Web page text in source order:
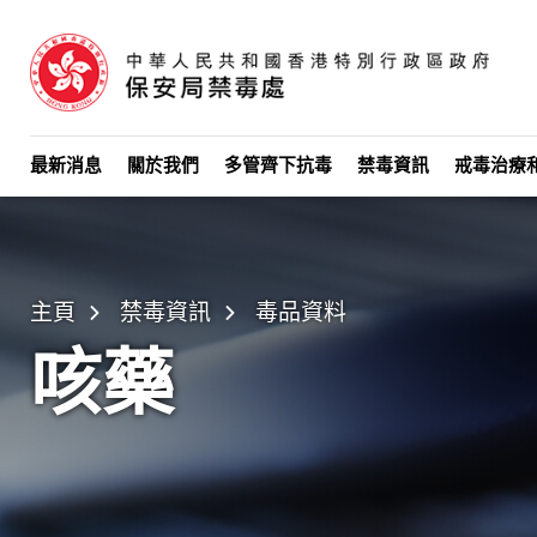
最新消息 關於我們 多管齊下抗毒 禁毒資訊 戒毒治療
主頁 禁毒資訊 毒品資料
咳藥